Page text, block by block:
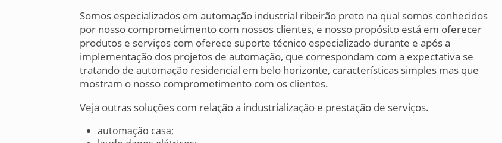
Somos especializados em automação industrial ribeirão preto na qual somos conhecidos
por nosso comprometimento com nossos clientes, e nosso propósito está em oferecer
produtos e serviços com oferece suporte técnico especializado durante e após a
implementação dos projetos de automação, que correspondam com a expectativa se
tratando de automação residencial em belo horizonte, características simples mas que
mostram o nosso comprometimento com os clientes.
Veja outras soluções com relação a industrialização e prestação de serviços.
automação casa;